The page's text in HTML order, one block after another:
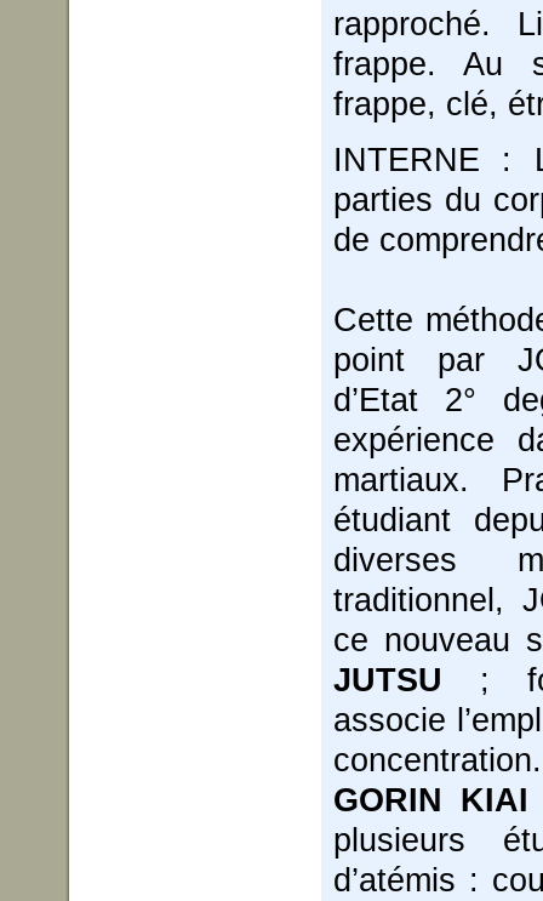
rapproché.
frappe. Au
frappe, clé,
INTERNE :
parties du
de
Cette
point par
d’Etat 2°
expérience
martiaux.
étudiant
diverses
traditionnel,
ce nouveau
JUTSU ;
associe
GORIN KIAI
plusieurs
d’atémis :